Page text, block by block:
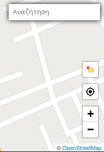
+
−
©OpenStreetMap